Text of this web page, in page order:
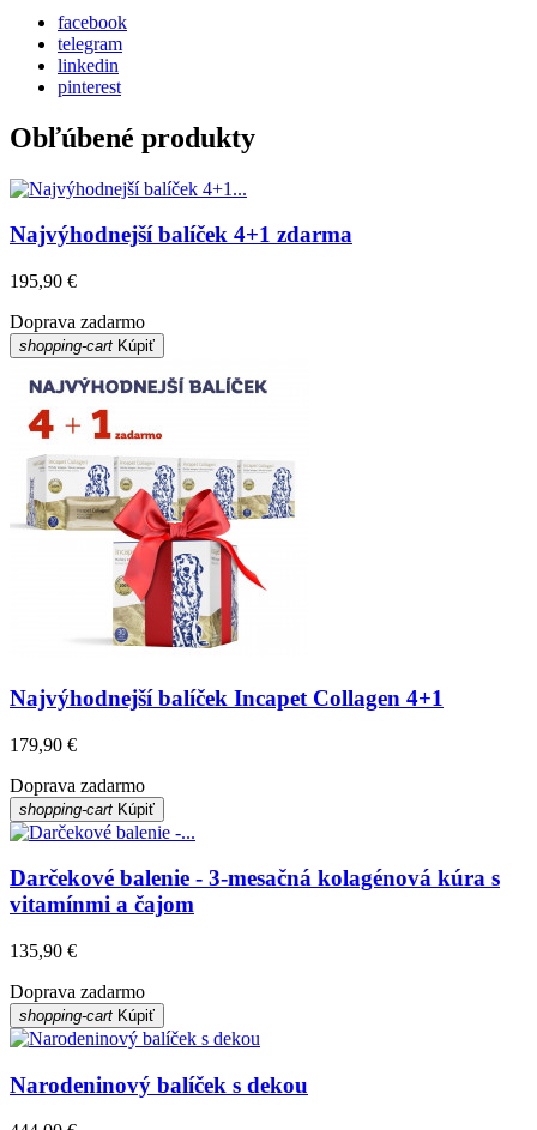
facebook
telegram
linkedin
pinterest
Obľúbené produkty
Najvýhodnejší balíček 4+1 zdarma
195,90 €
Doprava zadarmo
shopping-cart Kúpiť
Najvýhodnejší balíček Incapet Collagen 4+1
179,90 €
Doprava zadarmo
shopping-cart Kúpiť
Darčekové balenie - 3-mesačná kolagénová kúra s
vitamínmi a čajom
135,90 €
Doprava zadarmo
shopping-cart Kúpiť
Narodeninový balíček s dekou